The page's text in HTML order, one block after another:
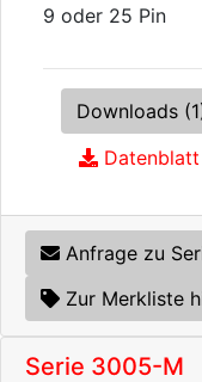
9 oder 25 Pin
Downloads
Datenblatt
Anfrage zu
Zur Merkliste
Serie 3005-M